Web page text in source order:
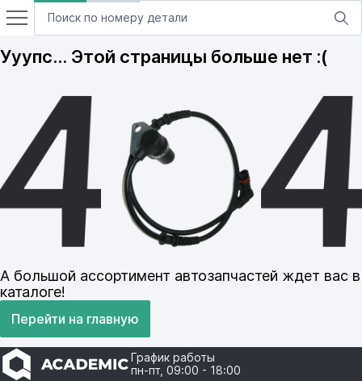
Ууупс… Этой страницы больше нет :(
А большой ассортимент автозапчастей ждет вас в
каталоге!
Перейти на главную
График работы
пн-пт, 09:00 - 18:00